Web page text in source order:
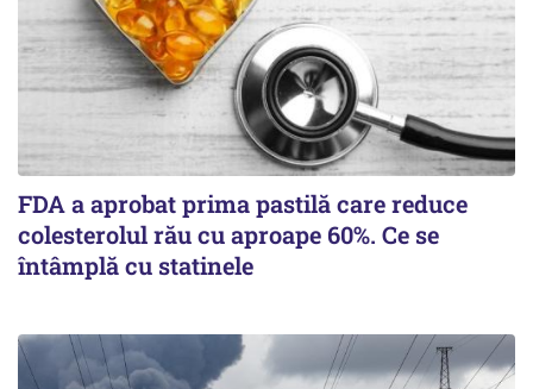
FDA a aprobat prima pastilă care reduce
colesterolul rău cu aproape 60%. Ce se
întâmplă cu statinele